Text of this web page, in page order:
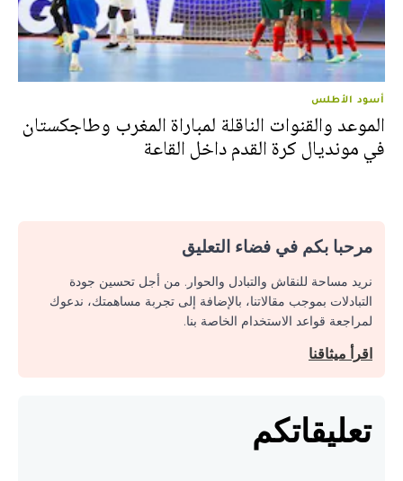
أسود الأطلس
الموعد والقنوات الناقلة لمباراة المغرب وطاجكستان
في مونديال كرة القدم داخل القاعة
مرحبا بكم في فضاء التعليق
نريد مساحة للنقاش والتبادل والحوار. من أجل تحسين جودة
التبادلات بموجب مقالاتنا، بالإضافة إلى تجربة مساهمتك، ندعوك
لمراجعة قواعد الاستخدام الخاصة بنا.
اقرأ ميثاقنا
تعليقاتكم